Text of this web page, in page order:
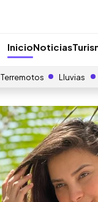
InicioNoticias
Terremotos Lluvias